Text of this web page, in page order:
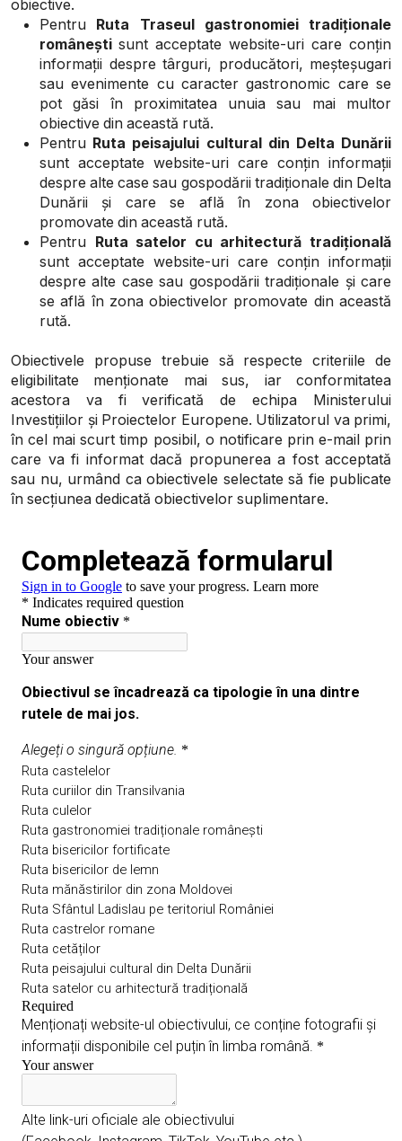
obiective.
Pentru Ruta Traseul gastronomiei tradiționale
românești sunt acceptate website-uri care conțin
informații despre târguri, producători, meșteșugari
sau evenimente cu caracter gastronomic care se
pot găsi în proximitatea unuia sau mai multor
obiective din această rută.
Pentru Ruta peisajului cultural din Delta Dunării
sunt acceptate website-uri care conțin informații
despre alte case sau gospodării tradiționale din Delta
Dunării și care se află în zona obiectivelor
promovate din această rută.
Pentru Ruta satelor cu arhitectură tradițională
sunt acceptate website-uri care conțin informații
despre alte case sau gospodării tradiționale și care
se află în zona obiectivelor promovate din această
rută.
Obiectivele propuse trebuie să respecte criteriile de
eligibilitate menționate mai sus, iar conformitatea
acestora va fi verificată de echipa Ministerului
Investițiilor și Proiectelor Europene. Utilizatorul va primi,
în cel mai scurt timp posibil, o notificare prin e-mail prin
care va fi informat dacă propunerea a fost acceptată
sau nu, urmând ca obiectivele selectate să fie publicate
în secțiunea dedicată obiectivelor suplimentare.